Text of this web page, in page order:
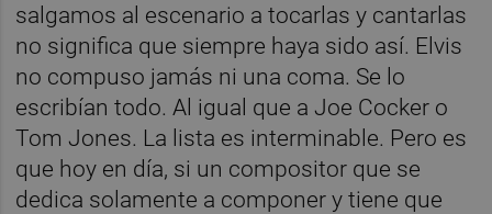
salgamos al escenario a tocarlas y cantarlas
no significa que siempre haya sido así. Elvis
no compuso jamás ni una coma. Se lo
escribían todo. Al igual que a Joe Cocker o
Tom Jones. La lista es interminable. Pero es
que hoy en día, si un compositor que se
dedica solamente a componer y tiene que